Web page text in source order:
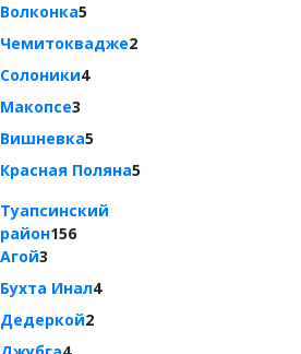
Волконка5
Чемитоквадже2
Солоники4
Макопсе3
Вишневка5
Красная Поляна5
Туапсинский
район156
Агой3
Бухта Инал4
Дедеркой2